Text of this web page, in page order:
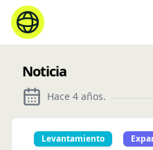
Noticia
Hace 4 años.
Levantamiento